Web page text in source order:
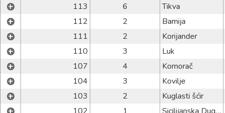
+ 113 6 Tikva
+ 112 2 Bamija
+ 111 2 Korijander
+ 110 3 Luk
+ 107 4 Komorač
+ 104 3 Kovilje
+ 103 2 Kuglasti šćir